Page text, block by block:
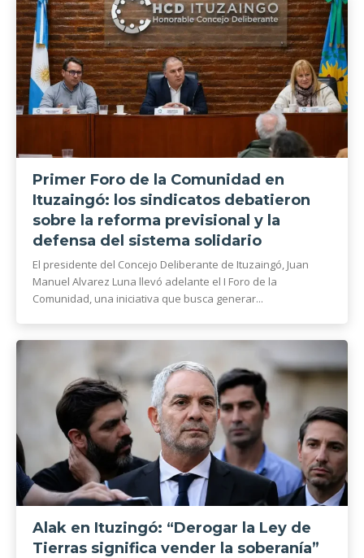
Primer Foro de la Comunidad en
Ituzaingó: los sindicatos debatieron
sobre la reforma previsional y la
defensa del sistema solidario
El presidente del Concejo Deliberante de Ituzaingó, Juan
Manuel Alvarez Luna llevó adelante el I Foro de la
Comunidad, una iniciativa que busca generar...
Alak en Ituzingó: “Derogar la Ley de
Tierras significa vender la soberanía”